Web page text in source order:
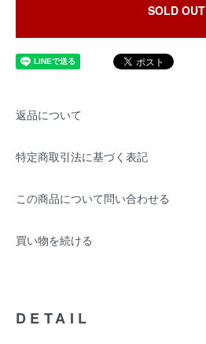
SOLD OUT
返品について
特定商取引法に基づく表記
この商品について問い合わせる
買い物を続ける
DETAIL